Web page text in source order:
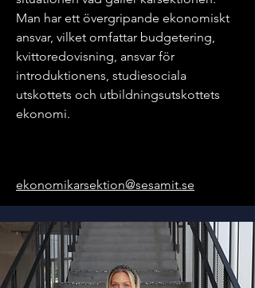
Man har ett övergripande ekonomiskt
ansvar, vilket omfattar budgetering,
kvittoredovisning, ansvar för
introduktionens, studiesociala
utskottets och utbildningsutskottets
ekonomi.
ekonomikarsektion@sesamit.se